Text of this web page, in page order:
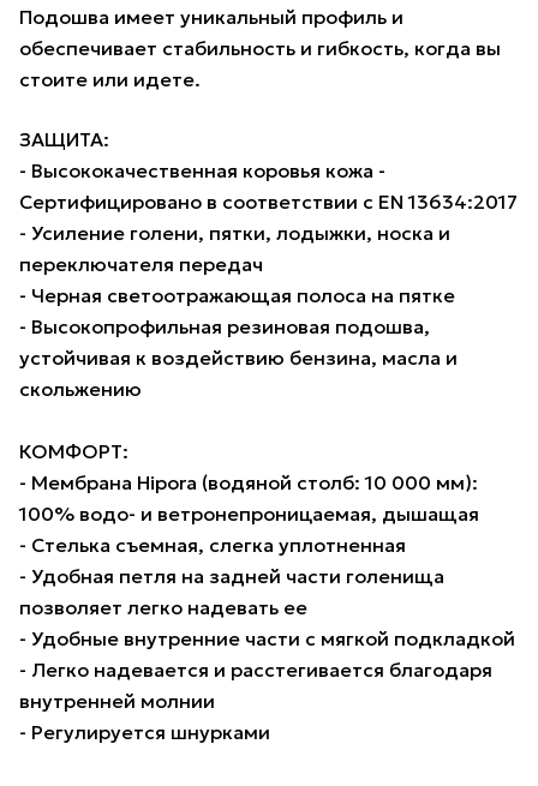
Подошва имеет уникальный профиль и
обеспечивает стабильность и гибкость, когда вы
стоите или идете.
ЗАЩИТА:
- Высококачественная коровья кожа -
Сертифицировано в соответствии с EN 13634:2017
- Усиление голени, пятки, лодыжки, носка и
переключателя передач
- Черная светоотражающая полоса на пятке
- Высокопрофильная резиновая подошва,
устойчивая к воздействию бензина, масла и
скольжению
КОМФОРТ:
- Мембрана Hipora (водяной столб: 10 000 мм):
100% водо- и ветронепроницаемая, дышащая
- Стелька съемная, слегка уплотненная
- Удобная петля на задней части голенища
позволяет легко надевать ее
- Удобные внутренние части с мягкой подкладкой
- Легко надевается и расстегивается благодаря
внутренней молнии
- Регулируется шнурками